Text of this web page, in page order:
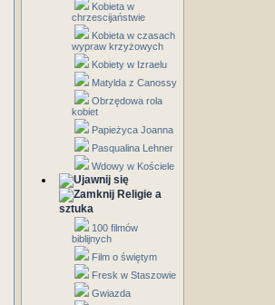
Kobieta w
chrzescijaństwie
Kobieta w czasach
wypraw krzyżowych
Kobiety w Izraelu
Matylda z Canossy
Obrzędowa rola
kobiet
Papieżyca Joanna
Pasqualina Lehner
Wdowy w Kościele
Religie a
sztuka
100 filmów
biblijnych
Film o świętym
Fresk w Staszowie
Gwiazda